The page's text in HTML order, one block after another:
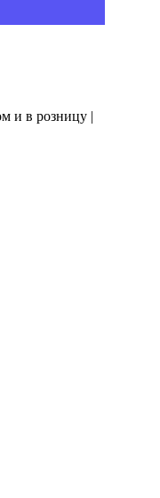
и в розницу |